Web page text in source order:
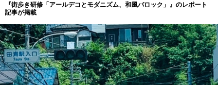
『街歩き研修「アールデコとモダニズム、和風バロック」』のレポート
記事が掲載